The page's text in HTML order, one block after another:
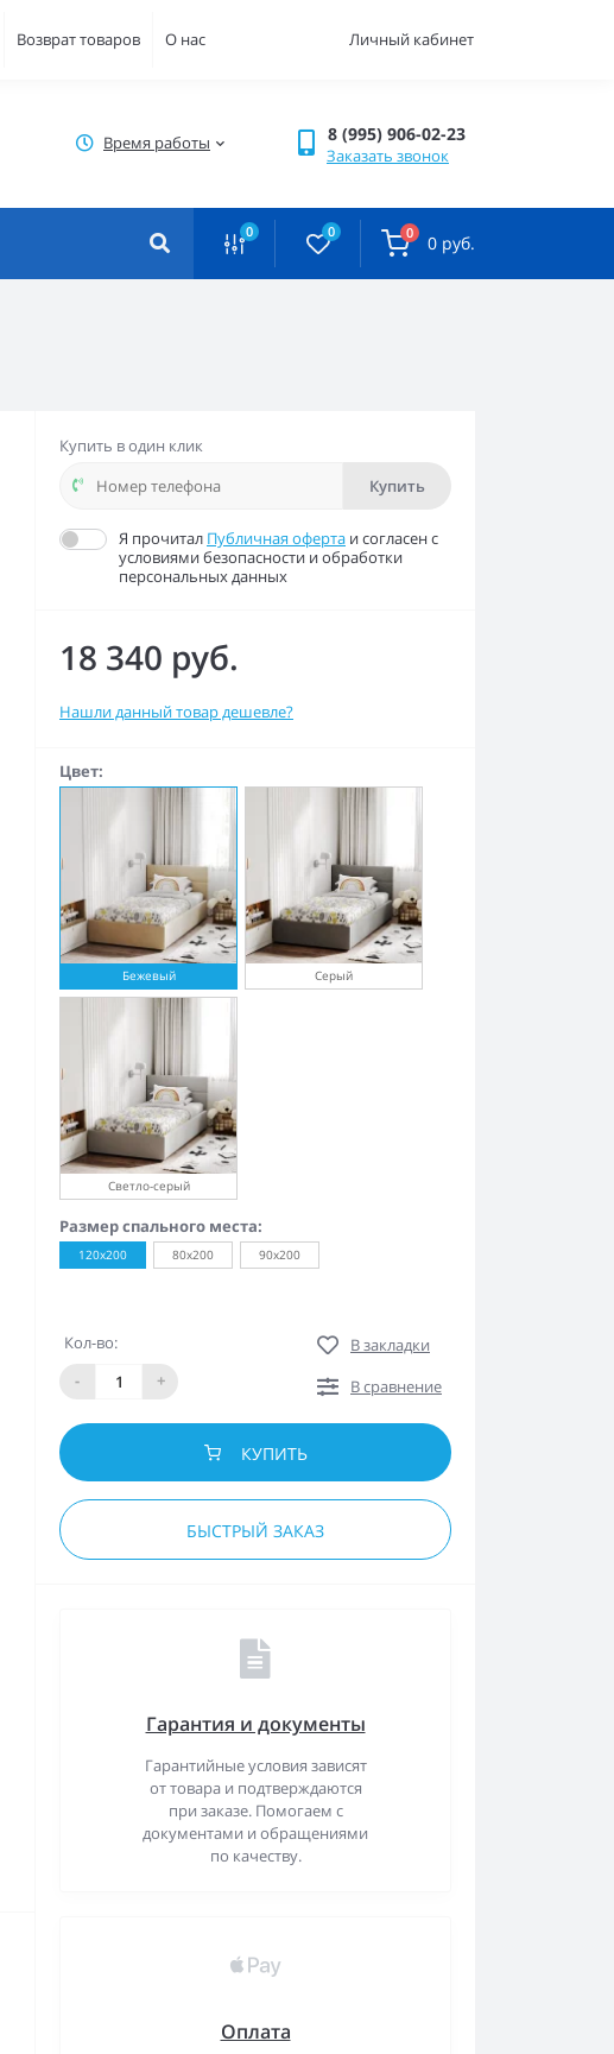
Возврат товаров О нас Личный кабинет
Время работы 8 (995) 906-02-23
Заказать звонок
0 0 0 0 руб.
Купить в один клик
Купить
Я прочитал Публичная оферта и согласен с
условиями безопасности и обработки
персональных данных
18 340 руб.
Нашли данный товар дешевле?
Цвет:
Бежевый Серый
Светло-серый
Размер спального места:
120х200 80х200 90х200
Кол-во:
-
+
В закладки
В сравнение
КУПИТЬ
БЫСТРЫЙ ЗАКАЗ
Гарантия и документы
Гарантийные условия зависят
от товара и подтверждаются
при заказе. Помогаем с
документами и обращениями
по качеству.
Оплата